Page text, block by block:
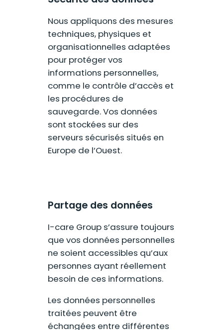
Nous appliquons des mesures
techniques, physiques et
organisationnelles adaptées
pour protéger vos
informations personnelles,
comme le contrôle d’accès et
les procédures de
sauvegarde. Vos données
sont stockées sur des
serveurs sécurisés situés en
Europe de l’Ouest.
Partage des données
I-care Group s’assure toujours
que vos données personnelles
ne soient accessibles qu’aux
personnes ayant réellement
besoin de ces informations.
Les données personnelles
traitées peuvent être
échangées entre différentes